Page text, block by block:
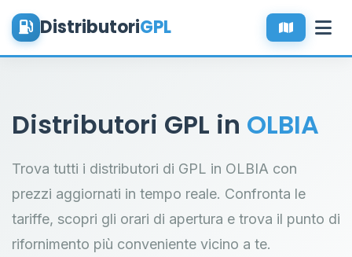
DistributoriGPL
Distributori GPL in OLBIA
Trova tutti i distributori di GPL in OLBIA con
prezzi aggiornati in tempo reale. Confronta le
tariffe, scopri gli orari di apertura e trova il punto di
rifornimento più conveniente vicino a te.